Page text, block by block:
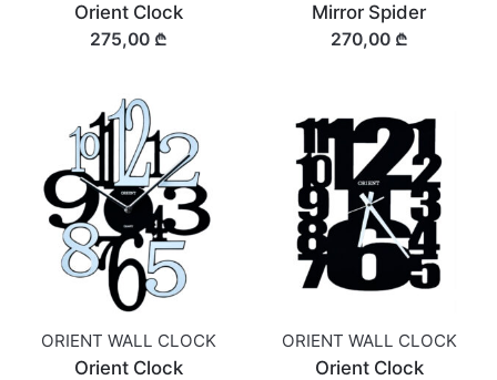
Orient Clock
275,00 ₾
Mirror Spider
270,00 ₾
ORIENT WALL CLOCK
Orient Clock
ORIENT WALL CLOCK
Orient Clock